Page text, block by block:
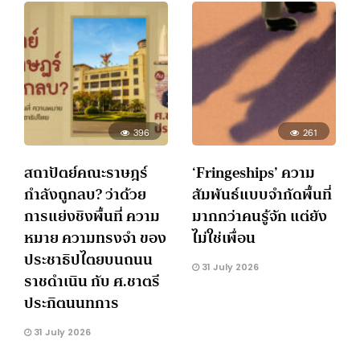
396
สถาปัตย์คณะราษฎร์
กำลังถูกลบ? ว่าด้วย
การแย่งชิงพื้นที่ ความ
หมาย ความทรงจำ ของ
ประชาธิปไตยบนถนน
ราชดำเนิน กับ ศ.ชาตรี
ประกิตนนทการ
31 July 2026
261
‘Fringeships’ ความ
สัมพันธ์แบบจำกัดพื้นที่
มากกว่าคนรู้จัก แต่ยัง
ไม่ใช่เพื่อน
31 July 2026